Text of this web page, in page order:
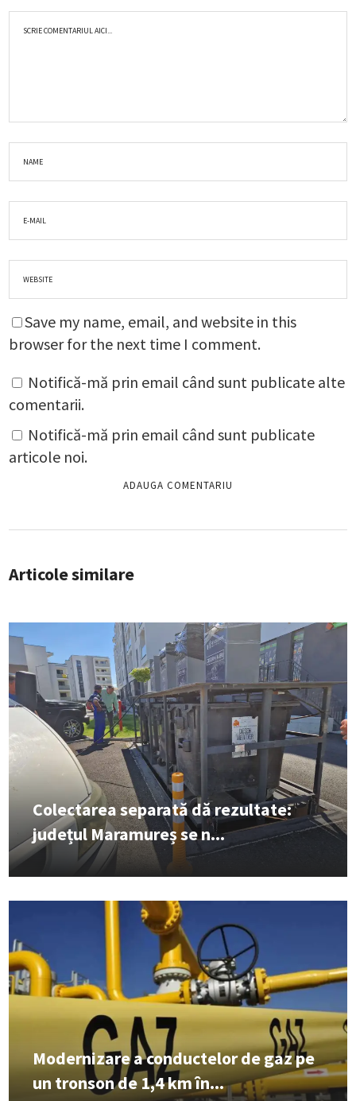
Save my name, email, and website in this
browser for the next time I comment.
Notifică-mă prin email când sunt publicate alte
comentarii.
Notifică-mă prin email când sunt publicate
articole noi.
Articole similare
Colectarea separată dă rezultate:
județul Maramureș se n...
Modernizare a conductelor de gaz pe
un tronson de 1,4 km în...